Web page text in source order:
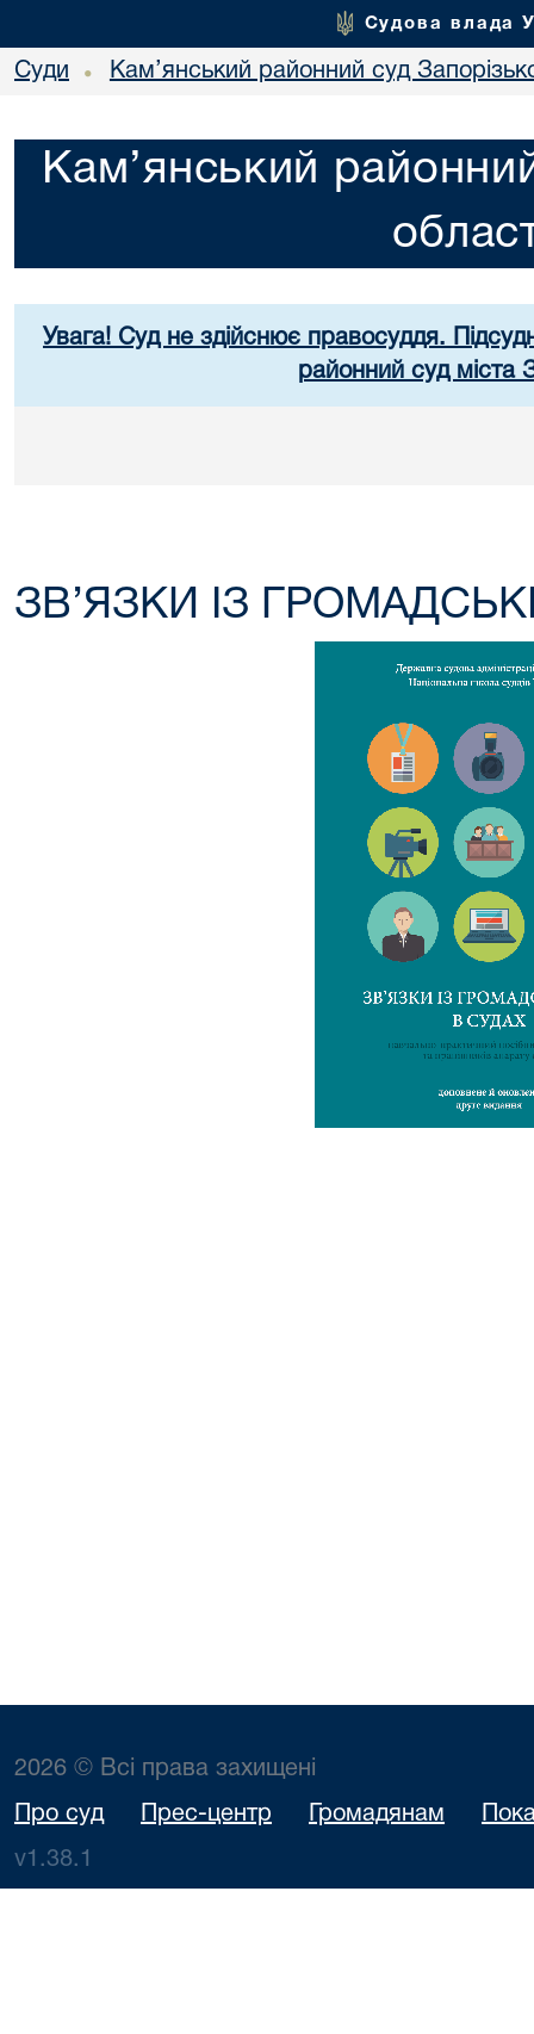
Судова влада
Суди • Кам’янський районний суд
Кам’янський
Увага! Суд не здійснює правосуддя.
районний суд міста
ЗВ’ЯЗКИ ІЗ
2026 © Всі права захищені
Про суд Прес-центр Громадянам
v1.38.1